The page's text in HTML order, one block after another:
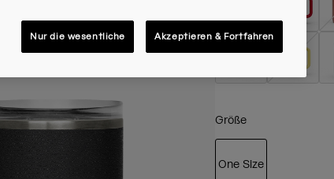
Größe
One Size
Nur die wesentliche Akzeptieren & Fortfahren